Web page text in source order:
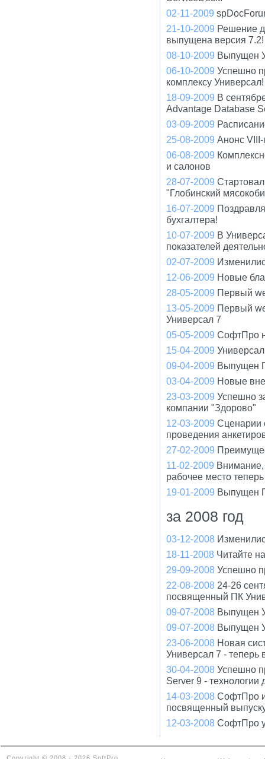
02-11-2009
21-10-2009 Решение
выпущена версия 7.2!
08-10-2009 Выпущен
06-10-2009 Успешно
комплексу Универсал!
18-09-2009 В
Advantage Database
03-09-2009
25-08-2009 Анонс
06-08-2009
и салонов
28-07-2009
"Глобинский
16-07-2009
бухгалтера!
10-07-2009 В
показателей
02-07-2009
12-06-2009 Новые
28-05-2009 Первый
13-05-2009 Первый
Универсал 7
05-05-2009 СофтПро
15-04-2009
09-04-2009 Выпущен
03-04-2009 Новые
23-03-2009 Успешно
компании "Здорово"
12-03-2009 Сценарии
проведения
27-02-2009
11-02-2009 Внимание,
рабочее место
19-01-2009 Выпущен
за 2008 год
03-12-2008
18-11-2008 Читайте
29-09-2008 Успешно
22-08-2008 24-26
посвященный ПК
09-07-2008 Выпущен
09-07-2008 Выпущен
23-06-2008 Новая
Универсал 7 - теперь
30-04-2008 Успешно
Server 9 -
14-03-2008 СофтПро
посвященный
12-03-2008 СофтПро